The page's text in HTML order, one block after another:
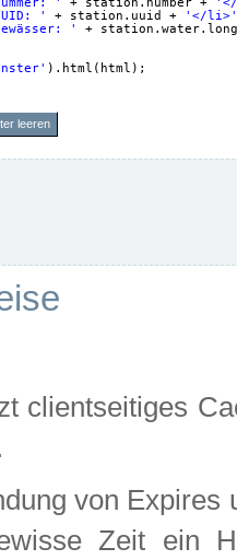
'
+ station.uuid +
'</li>'
'
+
).html(html);
leeren
clientseitiges
von
Zeit ein